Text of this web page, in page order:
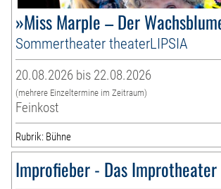
»Miss Marple – Der
Sommertheater theaterLIPSIA
20.08.2026 bis 22.08.2026
(mehrere Einzeltermine im Zeitraum)
Feinkost
Rubrik: Bühne
Improfieber - Das Improtheater